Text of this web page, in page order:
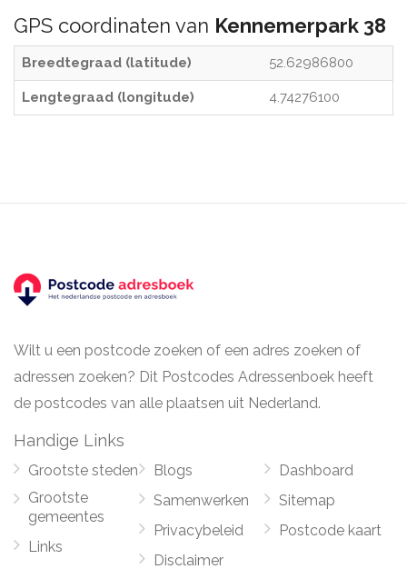
GPS coordinaten van Kennemerpark 38
Breedtegraad (latitude) 52.62986800
Lengtegraad (longitude) 4.74276100
Wilt u een postcode zoeken of een adres zoeken of
adressen zoeken? Dit Postcodes Adressenboek heeft
de postcodes van alle plaatsen uit Nederland.
Handige Links
Grootste steden
Grootste
gemeentes
Links
Blogs
Samenwerken
Privacybeleid
Disclaimer
Dashboard
Sitemap
Postcode kaart